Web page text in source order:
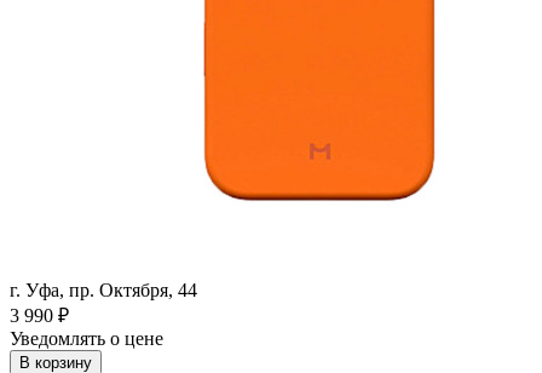
г. Уфа, пр. Октября, 44
3 990 ₽
Уведомлять о цене
В корзину